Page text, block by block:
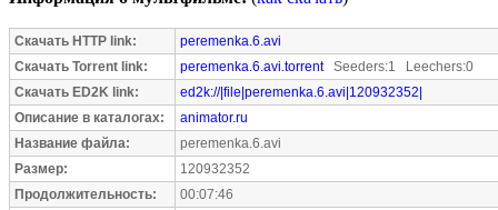
Скачать HTTP link:
peremenka.6.avi
Скачать Torrent link:
peremenka.6.avi.torrentSeeders:1 Leechers:0
Скачать ED2K link:
ed2k://|file|peremenka.6.avi|120932352|
Описание в каталогах:
animator.ru
Название файла:
peremenka.6.avi
Размер:
120932352
Продолжительность:
00:07:46